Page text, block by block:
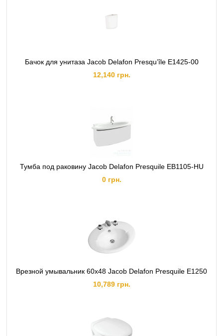
Бачок для унитаза Jacob Delafon Presqu’île E1425-00
12,140 грн.
Тумба под раковину Jacob Delafon Presquile EB1105-HU
0 грн.
Врезной умывальник 60x48 Jacob Delafon Presquile E1250
10,789 грн.